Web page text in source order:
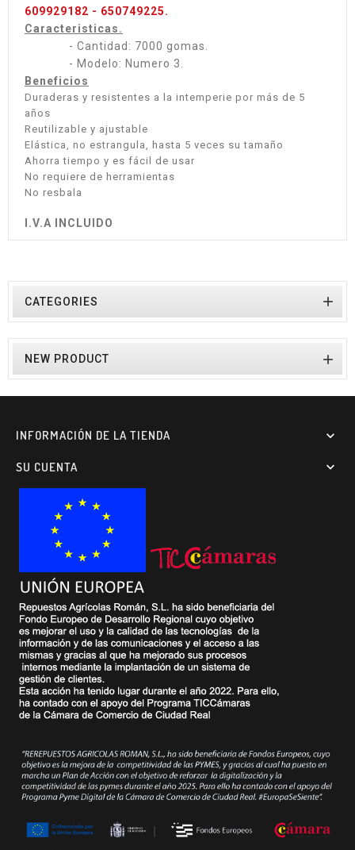
609929182 - 650749225.
Caracteristicas.
- Cantidad: 7000 gomas.
- Modelo: Numero 3.
Beneficios
Duraderas y resistentes a la intemperie por más de 5
años
Reutilizable y ajustable
Elástica, no estrangula, hasta 5 veces su tamaño
Ahorra tiempo y es fácil de usar
No requiere de herramientas
No resbala
I.V.A INCLUIDO
CATEGORIES 
NEW PRODUCT 
INFORMACIÓN DE LA TIENDA 
SU CUENTA 